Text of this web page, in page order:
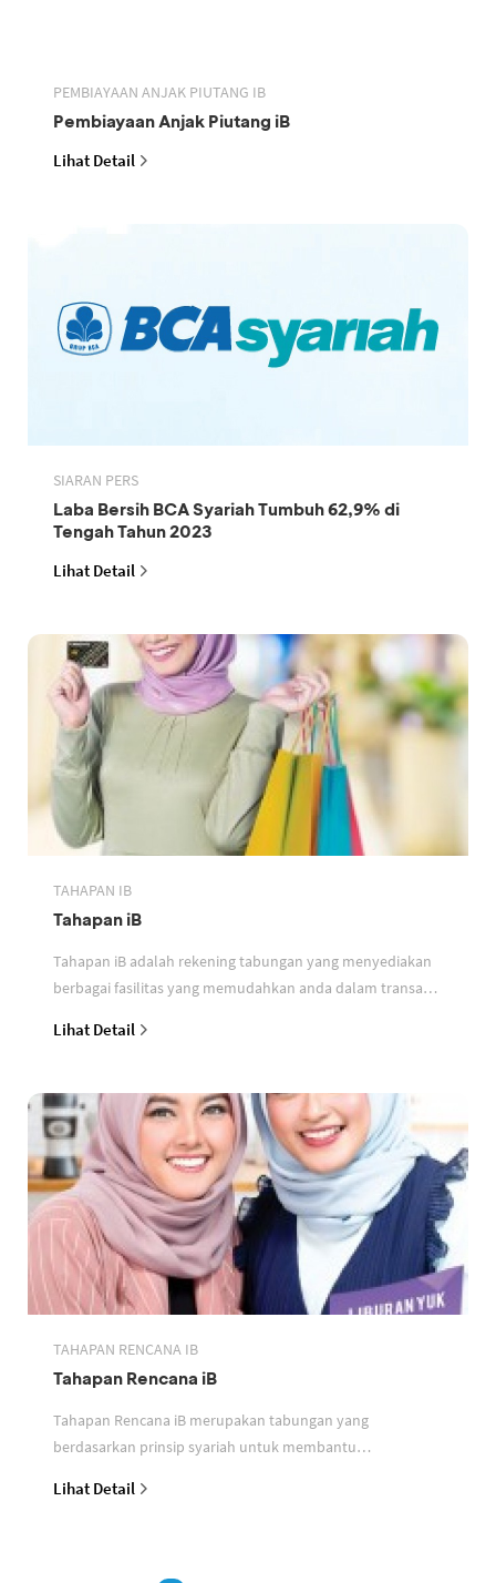
PEMBIAYAAN ANJAK PIUTANG IB
Pembiayaan Anjak Piutang iB
Lihat Detail
SIARAN PERS
Laba Bersih BCA Syariah Tumbuh 62,9% di
Tengah Tahun 2023
Lihat Detail
TAHAPAN IB
Tahapan iB
Tahapan iB adalah rekening tabungan yang menyediakan
berbagai fasilitas yang memudahkan anda dalam transaksi
Lihat Detail
TAHAPAN RENCANA IB
Tahapan Rencana iB
Tahapan Rencana iB merupakan tabungan yang
berdasarkan prinsip syariah untuk membantu
Lihat Detail